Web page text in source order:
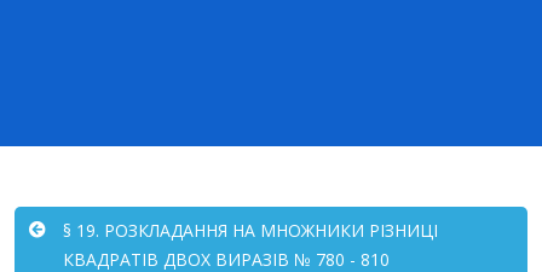
§ 19. РОЗКЛАДАННЯ НА МНОЖНИКИ РІЗНИЦІ
КВАДРАТІВ ДВОХ ВИРАЗІВ № 780 - 810